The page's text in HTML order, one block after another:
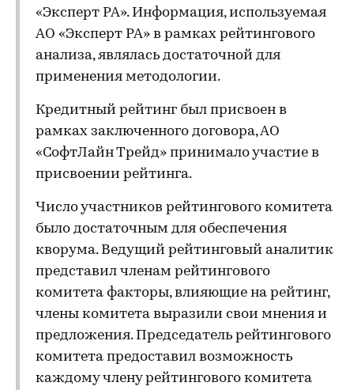
«Эксперт РА». Информация, используемая
АО «Эксперт РА» в рамках рейтингового
анализа, являлась достаточной для
применения методологии.
Кредитный рейтинг был присвоен в
рамках заключенного договора, АО
«СофтЛайн Трейд» принимало участие в
присвоении рейтинга.
Число участников рейтингового комитета
было достаточным для обеспечения
кворума. Ведущий рейтинговый аналитик
представил членам рейтингового
комитета факторы, влияющие на рейтинг,
члены комитета выразили свои мнения и
предложения. Председатель рейтингового
комитета предоставил возможность
каждому члену рейтингового комитета